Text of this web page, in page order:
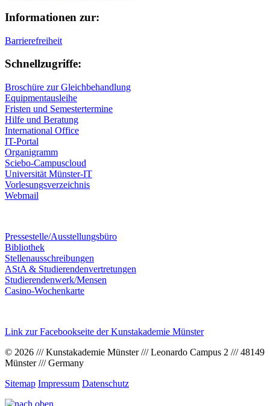
Informationen zur:
Barrierefreiheit
Schnellzugriffe:
Broschüre zur Gleichbehandlung
Equipmentausleihe
Fristen und Semestertermine
Hilfe und Beratung
International Office
IT-Portal
Organigramm
Sciebo-Campuscloud
Universität Münster-IT
Vorlesungsverzeichnis
Webmail
Pressestelle/Ausstellungsbüro
Bibliothek
Stellenausschreibungen
AStA & Studierendenvertretungen
Studierendenwerk/Mensen
Casino-Wochenkarte
Link zur Facebookseite der Kunstakademie Münster
© 2026 /// Kunstakademie Münster /// Leonardo Campus 2 /// 48149
Münster /// Germany
Sitemap Impressum Datenschutz